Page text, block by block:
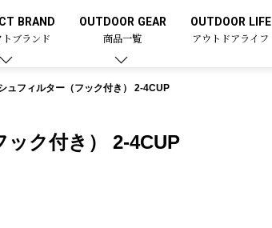
BRAND
ブランド
OUTDOOR GEAR
商品一覧
OUTDOOR LIFE
アウトドアライフ
ュフィルター（フック付き） 2-4CUP
ク付き） 2-4CUP